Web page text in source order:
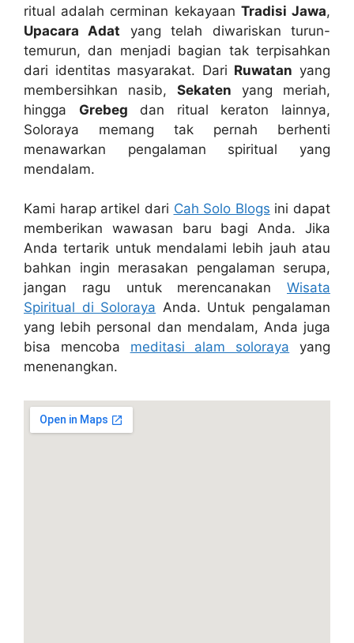
ritual adalah cerminan kekayaan Tradisi Jawa,
Upacara Adat yang telah diwariskan turun-
temurun, dan menjadi bagian tak terpisahkan
dari identitas masyarakat. Dari Ruwatan yang
membersihkan nasib, Sekaten yang meriah,
hingga Grebeg dan ritual keraton lainnya,
Soloraya memang tak pernah berhenti
menawarkan pengalaman spiritual yang
mendalam.
Kami harap artikel dari Cah Solo Blogs ini dapat
memberikan wawasan baru bagi Anda. Jika
Anda tertarik untuk mendalami lebih jauh atau
bahkan ingin merasakan pengalaman serupa,
jangan ragu untuk merencanakan Wisata
Spiritual di Soloraya Anda. Untuk pengalaman
yang lebih personal dan mendalam, Anda juga
bisa mencoba meditasi alam soloraya yang
menenangkan.